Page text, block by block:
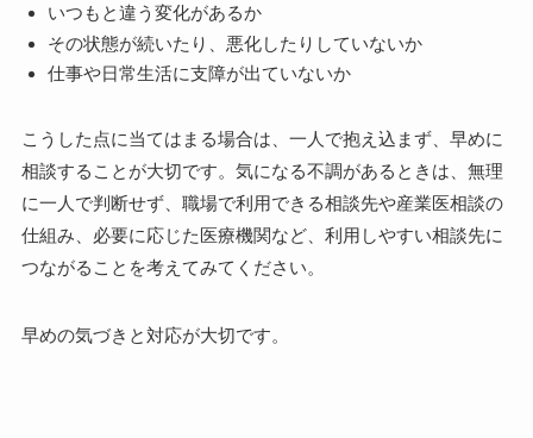
いつもと違う変化があるか
その状態が続いたり、悪化したりしていないか
仕事や日常生活に支障が出ていないか
こうした点に当てはまる場合は、一人で抱え込まず、早めに
相談することが大切です。気になる不調があるときは、無理
に一人で判断せず、職場で利用できる相談先や産業医相談の
仕組み、必要に応じた医療機関など、利用しやすい相談先に
つながることを考えてみてください。
早めの気づきと対応が大切です。